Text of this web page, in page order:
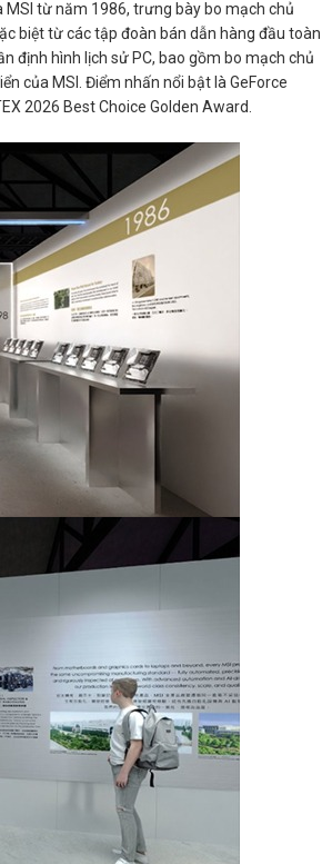
MSI từ năm 1986, trưng bày bo mạch chủ
biệt từ các tập đoàn bán dẫn hàng đầu toàn
định hình lịch sử PC, bao gồm bo mạch chủ
của MSI. Điểm nhấn nổi bật là GeForce
2026 Best Choice Golden Award.